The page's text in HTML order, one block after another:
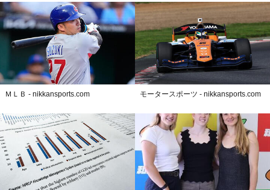
ＭＬＢ - nikkansports.com モータースポーツ - nikkansports.com